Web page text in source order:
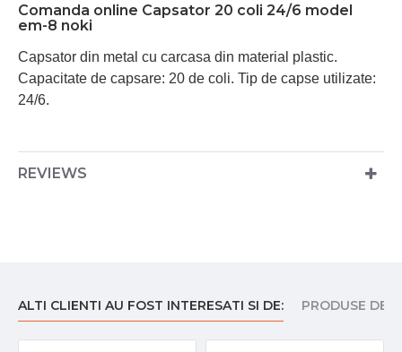
Comanda online Capsator 20 coli 24/6 model
em-8 noki
Capsator din metal cu carcasa din material plastic.
Capacitate de capsare: 20 de coli. Tip de capse utilizate:
24/6.
REVIEWS
ALTI CLIENTI AU FOST INTERESATI SI DE: PRODUSE DE